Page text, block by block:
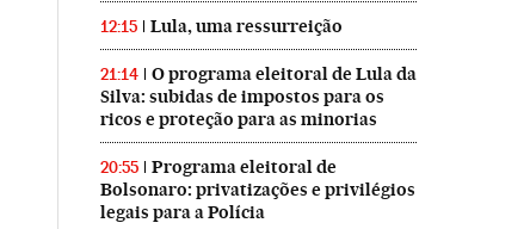
12:15 Lula, uma ressurreição
21:14
O programa eleitoral de Lula da
Silva: subidas de impostos para os
ricos e proteção para as minorias
20:55
Programa eleitoral de
Bolsonaro: privatizações e privilégios
legais para a Polícia